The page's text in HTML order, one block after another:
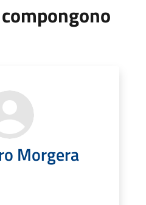
Morgera